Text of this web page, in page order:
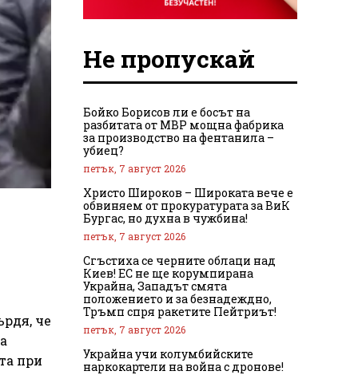
че
при
Не пропускай
Бойко Борисов ли е босът на
разбитата от МВР мощна фабрика
за производство на фентанила –
убиец?
петък, 7 август 2026
Христо Широков – Широката вече е
обвиняем от прокуратурата за ВиК
Бургас, но духна в чужбина!
петък, 7 август 2026
Сгъстиха се черните облаци над
Киев! ЕС не ще корумпирана
Украйна, Западът смята
положението и за безнадеждно,
Тръмп спря ракетите Пейтриът!
петък, 7 август 2026
Украйна учи колумбийските
наркокартели на война с дронове!